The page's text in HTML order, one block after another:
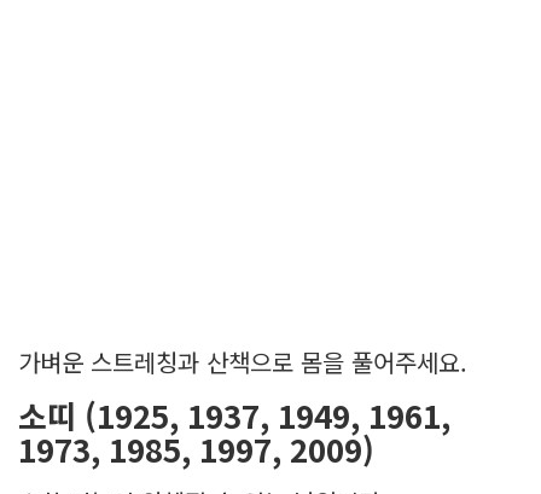
가벼운 스트레칭과 산책으로 몸을 풀어주세요.
소띠 (1925, 1937, 1949, 1961,
1973, 1985, 1997, 2009)